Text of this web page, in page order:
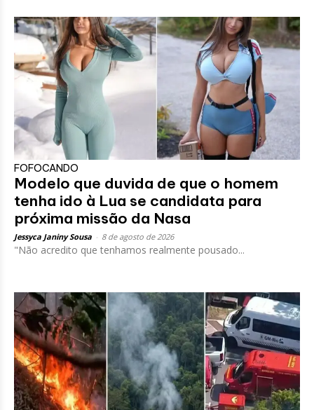
FOFOCANDO
Modelo que duvida de que o homem
tenha ido à Lua se candidata para
próxima missão da Nasa
Jessyca Janiny Sousa 8 de agosto de 2026
"Não acredito que tenhamos realmente pousado...